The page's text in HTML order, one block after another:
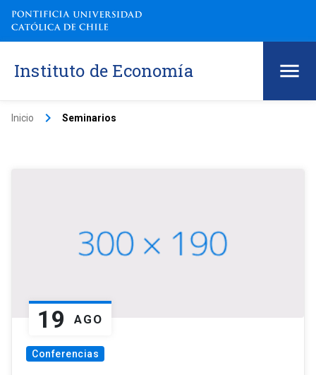
Instituto de Economía
Inicio keyboard_arrow_right Seminarios
19 AGO
Conferencias